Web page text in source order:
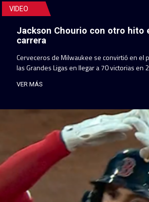
VIDEO
Jackson Chourio con otro hito
carrera
Cerveceros de Milwaukee se convirtió en el
las Grandes Ligas en llegar a 70 victorias en
VER MÁS